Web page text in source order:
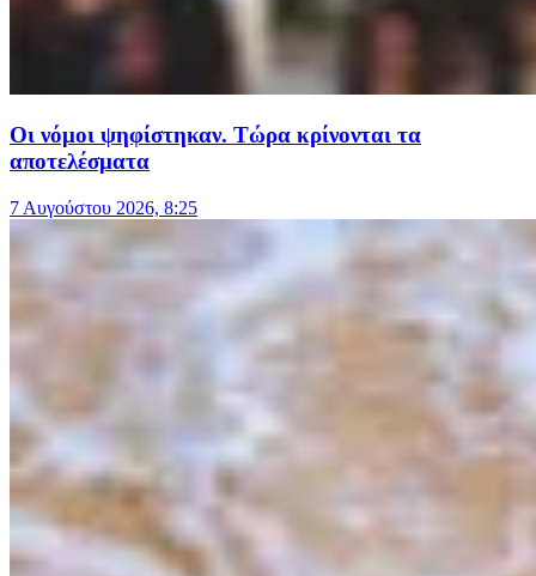
Οι νόμοι ψηφίστηκαν. Τώρα κρίνονται τα
αποτελέσματα
7 Αυγούστου 2026, 8:25